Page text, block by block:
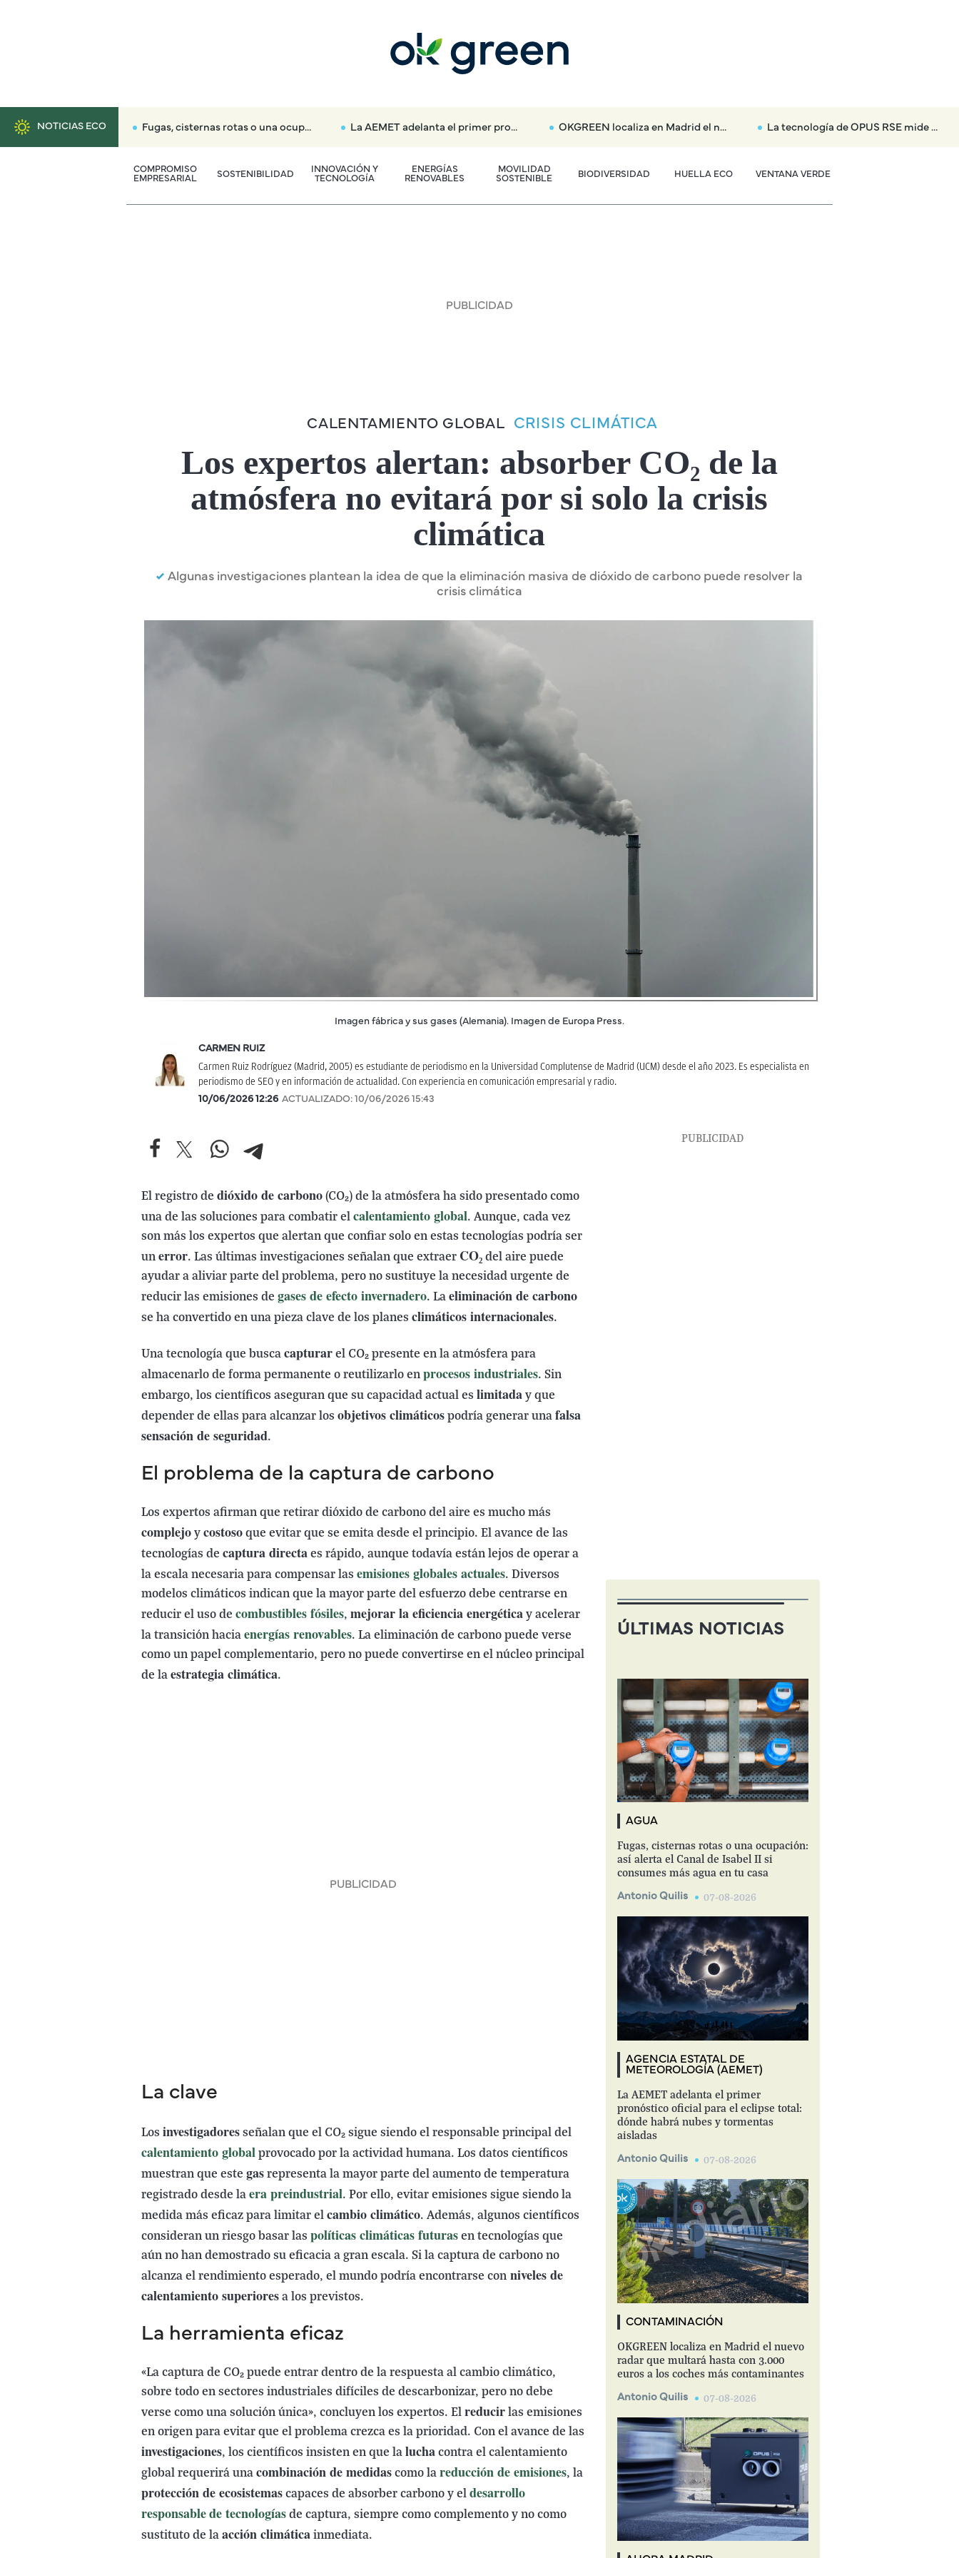
NOTICIAS ECO Fugas, cisternas rotas o una ocupación: así alerta el Canal de Isabel II si consumes más agua en tu casa La AEMET adelanta el primer pronóstico oficial para el eclipse total: dónde habrá nubes y tormentas aisladas OKGREEN localiza en Madrid el nuevo radar que multará hasta con 3.000 euros a los coches más contaminantes La tecnología de OPUS RSE mide la contaminación del coche en tiempo real y sin necesidad de detener el tráfico
COMPROMISO
EMPRESARIAL
SOSTENIBILIDAD
INNOVACIÓN Y
TECNOLOGÍA
ENERGÍAS
RENOVABLES
MOVILIDAD
SOSTENIBLE
BIODIVERSIDAD HUELLA ECO VENTANA VERDE
CALENTAMIENTO GLOBAL CRISIS CLIMÁTICA
Los expertos alertan: absorber CO₂ de la
atmósfera no evitará por si solo la crisis
climática
Algunas investigaciones plantean la idea de que la eliminación masiva de dióxido de carbono puede resolver la
crisis climática
Imagen fábrica y sus gases (Alemania). Imagen de Europa Press.
CARMEN RUIZ
Carmen Ruiz Rodríguez (Madrid, 2005) es estudiante de periodismo en la Universidad Complutense de Madrid (UCM) desde el año 2023. Es especialista en
periodismo de SEO y en información de actualidad. Con experiencia en comunicación empresarial y radio.
10/06/2026 12:26 ACTUALIZADO: 10/06/2026 15:43
El registro de dióxido de carbono (CO₂) de la atmósfera ha sido presentado como
una de las soluciones para combatir el calentamiento global. Aunque, cada vez
son más los expertos que alertan que confiar solo en estas tecnologías podría ser
un error. Las últimas investigaciones señalan que extraer CO₂ del aire puede
ayudar a aliviar parte del problema, pero no sustituye la necesidad urgente de
reducir las emisiones de gases de efecto invernadero. La eliminación de carbono
se ha convertido en una pieza clave de los planes climáticos internacionales.
Una tecnología que busca capturar el CO₂ presente en la atmósfera para
almacenarlo de forma permanente o reutilizarlo en procesos industriales. Sin
embargo, los científicos aseguran que su capacidad actual es limitada y que
depender de ellas para alcanzar los objetivos climáticos podría generar una falsa
sensación de seguridad.
El problema de la captura de carbono
Los expertos afirman que retirar dióxido de carbono del aire es mucho más
complejo y costoso que evitar que se emita desde el principio. El avance de las
tecnologías de captura directa es rápido, aunque todavía están lejos de operar a
la escala necesaria para compensar las emisiones globales actuales. Diversos
modelos climáticos indican que la mayor parte del esfuerzo debe centrarse en
reducir el uso de combustibles fósiles, mejorar la eficiencia energética y acelerar
la transición hacia energías renovables. La eliminación de carbono puede verse
como un papel complementario, pero no puede convertirse en el núcleo principal
de la estrategia climática.
La clave
Los investigadores señalan que el CO₂ sigue siendo el responsable principal del
calentamiento global provocado por la actividad humana. Los datos científicos
muestran que este gas representa la mayor parte del aumento de temperatura
registrado desde la era preindustrial. Por ello, evitar emisiones sigue siendo la
medida más eficaz para limitar el cambio climático. Además, algunos científicos
consideran un riesgo basar las políticas climáticas futuras en tecnologías que
aún no han demostrado su eficacia a gran escala. Si la captura de carbono no
alcanza el rendimiento esperado, el mundo podría encontrarse con niveles de
calentamiento superiores a los previstos.
La herramienta eficaz
«La captura de CO₂ puede entrar dentro de la respuesta al cambio climático,
sobre todo en sectores industriales difíciles de descarbonizar, pero no debe
verse como una solución única», concluyen los expertos. El reducir las emisiones
en origen para evitar que el problema crezca es la prioridad. Con el avance de las
investigaciones, los científicos insisten en que la lucha contra el calentamiento
global requerirá una combinación de medidas como la reducción de emisiones, la
protección de ecosistemas capaces de absorber carbono y el desarrollo
responsablede tecnologías de captura, siempre como complemento y no como
sustituto de la acción climática inmediata.
ÚLTIMAS NOTICIAS
AGUA
Fugas, cisternas rotas o una ocupación:
así alerta el Canal de Isabel II si
consumes más agua en tu casa
Antonio Quilis 07-08-2026
AGENCIA ESTATAL DE
METEOROLOGÍA (AEMET)
La AEMET adelanta el primer
pronóstico oficial para el eclipse total:
dónde habrá nubes y tormentas
aisladas
Antonio Quilis 07-08-2026
CONTAMINACIÓN
OKGREEN localiza en Madrid el nuevo
radar que multará hasta con 3.000
euros a los coches más contaminantes
Antonio Quilis 07-08-2026